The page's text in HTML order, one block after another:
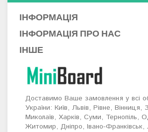
ІНФОРМАЦІЯ
ІНФОРМАЦІЯ ПРО НАС
ІНШЕ
Доставимо Ваше замовлення у всі
України: Київ, Львів, Рівне, Вінниця,
Миколаїв, Харків, Суми, Тернопіль,
Житомир, Дніпро, Івано-Франківськ,